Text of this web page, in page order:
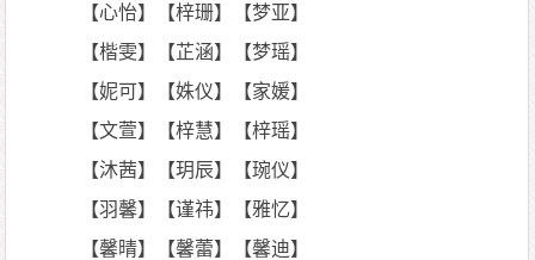
【心怡】【梓珊】【梦亚】
【楷雯】【芷涵】【梦瑶】
【妮可】【姝仪】【家媛】
【文萱】【梓慧】【梓瑶】
【沐茜】【玥辰】【琬仪】
【羽馨】【谨祎】【雅忆】
【馨晴】【馨蕾】【馨迪】